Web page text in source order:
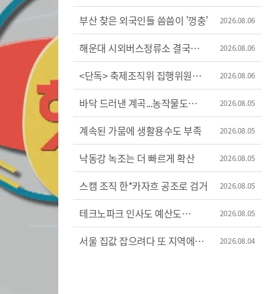
부산 찾은 외국인들 씀씀이 '껑충' 2026.08.06
해운대 시외버스정류소 결국
이전
2026.08.06
<단독> 축제조직위 집행위원장
'허위 신고'?
2026.08.06
바닥 드러낸 계곡...농작물도
'시들'
2026.08.05
계속된 가뭄에 생활용수도 부족 2026.08.05
낙동강 녹조는 더 빠르게 확산 2026.08.05
스캠 조직 한*카자흐 공조로 검거 2026.08.05
테크노파크 인사도 예산도
'제멋대로'
2026.08.05
서울 집값 잡으려다 또 지역에
2026.08.04